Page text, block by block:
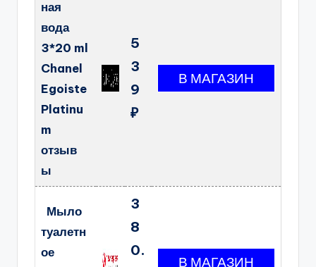
ная
вода
3*20 ml
Chanel
Egoiste
Platinu
m
отзыв
ы
5
3
9
₽
Мыло
туалетн
ое
3
8
0.